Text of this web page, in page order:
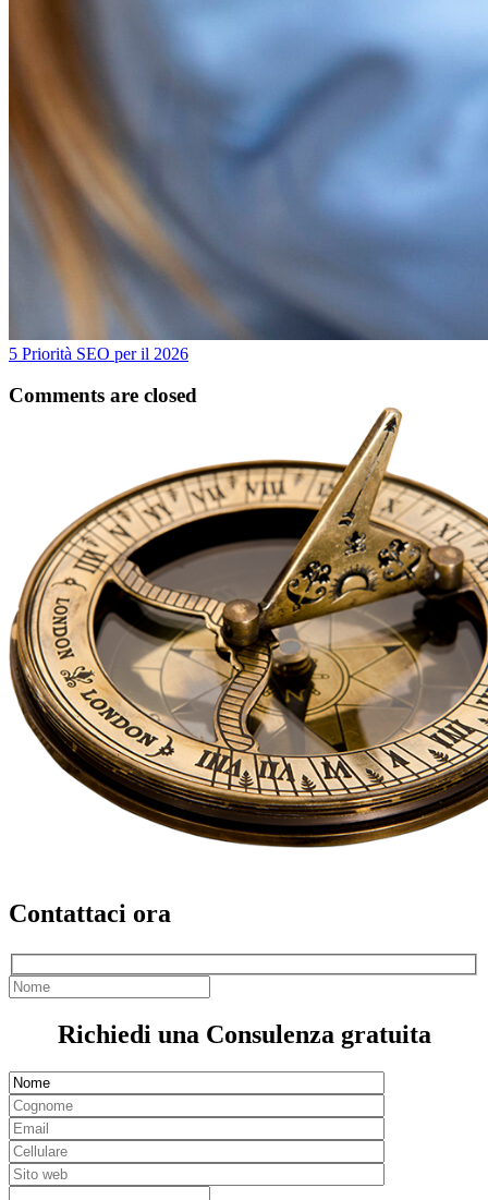
5 Priorità SEO per il 2026
Comments are closed
Contattaci ora
Richiedi una Consulenza gratuita